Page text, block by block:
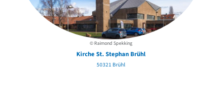
© Raimond Spekking
Kirche St. Stephan Brühl
50321 Brühl